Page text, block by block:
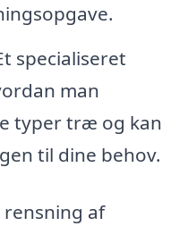
specialiseret
man
typer træ og kan
til dine behov.
af